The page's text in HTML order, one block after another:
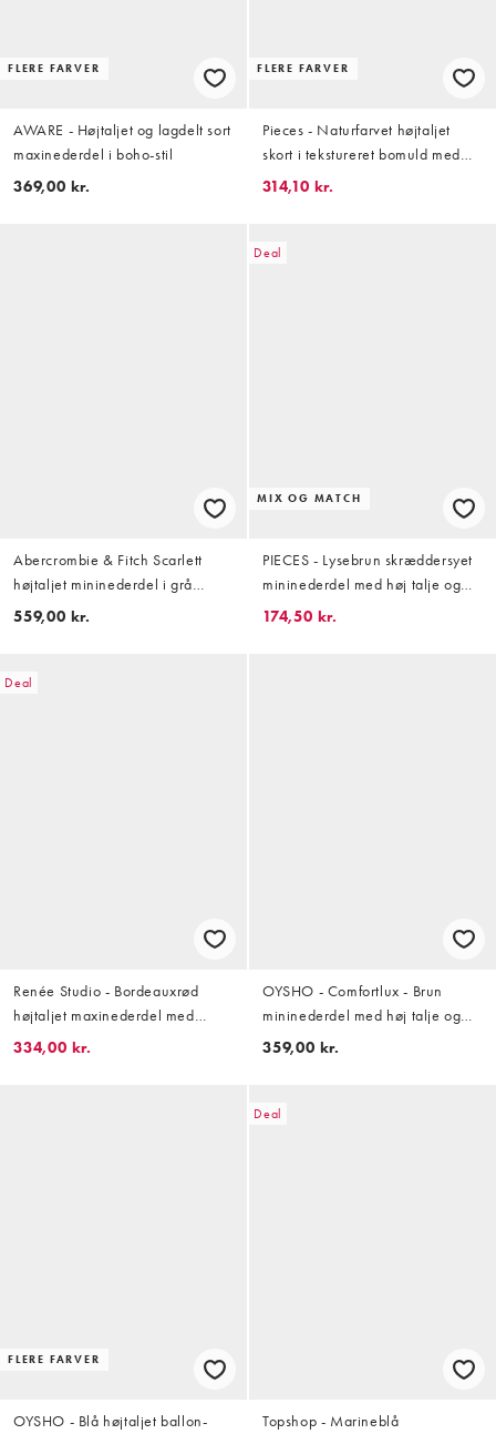
FLERE FARVER
AWARE - Højtaljet og lagdelt sort
maxinederdel i boho-stil
369,00 kr.
FLERE FARVER
Pieces - Naturfarvet højtaljet
skort i tekstureret bomuld med
knudedetalje
314,10 kr.
Abercrombie & Fitch Scarlett
højtaljet mininederdel i grå
pepitatern
559,00 kr.
Deal
MIX OG MATCH
PIECES - Lysebrun skræddersyet
mininederdel med høj talje og
tekstur - Del af sæt
174,50 kr.
Deal
Renée Studio - Bordeauxrød
højtaljet maxinederdel med
pailletter
334,00 kr.
OYSHO - Comfortlux - Brun
mininederdel med høj talje og
gingham-tern
359,00 kr.
FLERE FARVER
OYSHO - Blå højtaljet ballon-
Deal
Topshop - Marineblå